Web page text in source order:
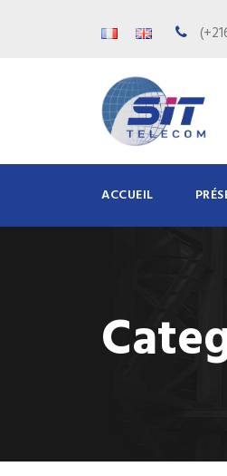
ACCUEIL